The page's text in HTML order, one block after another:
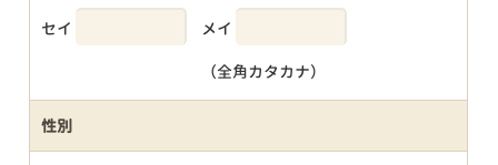
セイ メイ
（全角カタカナ）
性別